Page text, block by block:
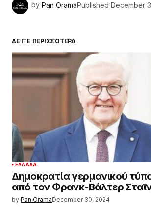
by Pan OramaPublished December
ΔΕΊΤΕ ΠΕΡΙΣΣΌΤΕΡΑ
ΕΛΛΆΔΑ
Δημοκρατία γερμανικού
από τον Φρανκ-Βάλτερ
by Pan OramaDecember 30, 2024